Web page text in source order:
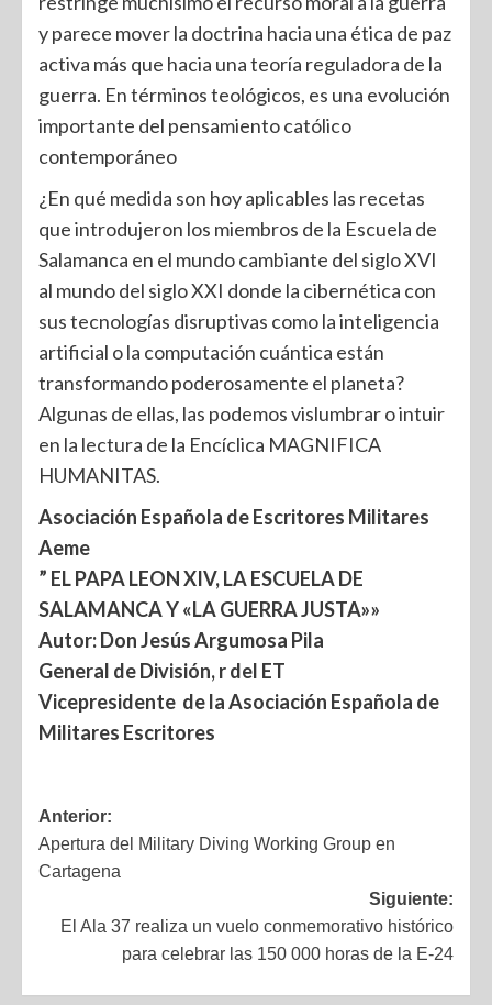
y parece mover la doctrina hacia una ética de paz
activa más que hacia una teoría reguladora de la
guerra. En términos teológicos, es una evolución
importante del pensamiento católico
contemporáneo
¿En qué medida son hoy aplicables las recetas
que introdujeron los miembros de la Escuela de
Salamanca en el mundo cambiante del siglo XVI
al mundo del siglo XXI donde la cibernética con
sus tecnologías disruptivas como la inteligencia
artificial o la computación cuántica están
transformando poderosamente el planeta?
Algunas de ellas, las podemos vislumbrar o intuir
en la lectura de la Encíclica MAGNIFICA
HUMANITAS.
Asociación Española de Escritores Militares
Aeme
” EL PAPA LEON XIV, LA ESCUELA DE
SALAMANCA Y «LA GUERRA JUSTA»»
Autor: Don Jesús Argumosa Pila
General de División, r del ET
Vicepresidente de la Asociación Española de
Militares Escritores
Anterior:
Apertura del Military Diving Working Group en
Cartagena
Siguiente:
El Ala 37 realiza un vuelo conmemorativo histórico
para celebrar las 150 000 horas de la E-24